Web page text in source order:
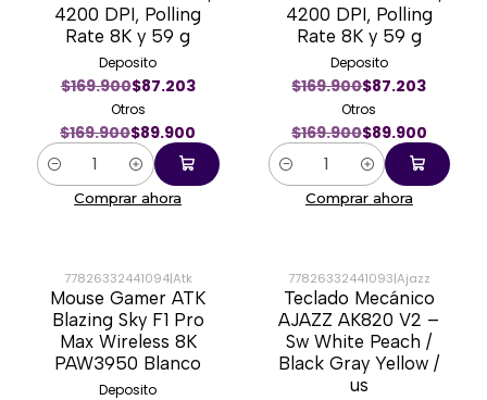
4200 DPI, Polling
Rate 8K y 59 g
Deposito
$169.900$87.203
Otros
$169.900$89.900
Cantidad
Comprar ahora
4200 DPI, Polling
Rate 8K y 59 g
Deposito
$169.900$87.203
Otros
$169.900$89.900
Cantidad
Comprar ahora
-50%
77826332441094|Atk
Mouse Gamer ATK
Blazing Sky F1 Pro
Max Wireless 8K
PAW3950 Blanco
Deposito
-38%
77826332441093|Ajazz
Teclado Mecánico
AJAZZ AK820 V2 –
Sw White Peach /
Black Gray Yellow /
us